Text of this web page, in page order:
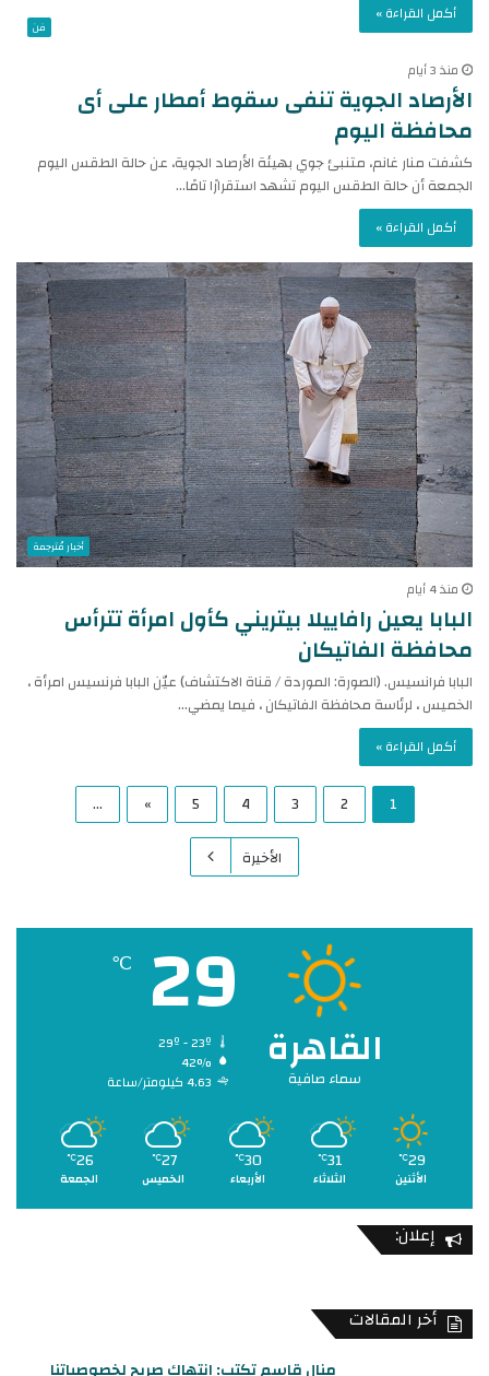
أكمل القراءة »
فن
منذ 3 أيام
الأرصاد الجوية تنفى سقوط أمطار على أى
محافظة اليوم‎‎
كشفت منار غانم، متنبئ جوي بهيئة الأرصاد الجوية، عن حالة الطقس اليوم
الجمعة أن حالة الطقس اليوم تشهد استقرارًا تامًا…
أكمل القراءة »
أخبار مُترجمة
منذ 4 أيام
البابا يعين رافاييلا بيتريني كأول امرأة تترأس
محافظة الفاتيكان
البابا فرانسيس. (الصورة: الموردة / قناة الاكتشاف) عيّن البابا فرنسيس امرأة ،
الخميس ، لرئاسة محافظة الفاتيكان ، فيما يمضي…
أكمل القراءة »
1
2
3
4
5
»
...
الأخيرة
القاهرة
سماء صافية
29
℃
42%
4.63 كيلومتر/ساعة
29
℃
الأثنين
31
℃
الثلاثاء
30
℃
الأربعاء
27
℃
الخميس
26
℃
الجمعة
إعلان:
أخر المقالات
منال قاسم تكتب: انتهاك صريح لخصوصياتنا